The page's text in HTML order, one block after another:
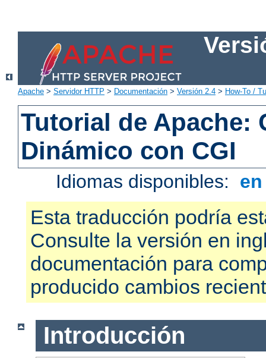
Apache > Servidor HTTP > Documentación > Versión 2.4 > How-To /
Tutorial de Apache:
Dinámico con CGI
Idiomas disponibles:
Esta traducción podría
Consulte la versión en
documentación para
producido cambios
Introducción